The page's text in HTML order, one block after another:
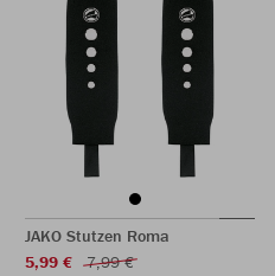
JAKO Stutzen Roma
5,99 €
7,99 €